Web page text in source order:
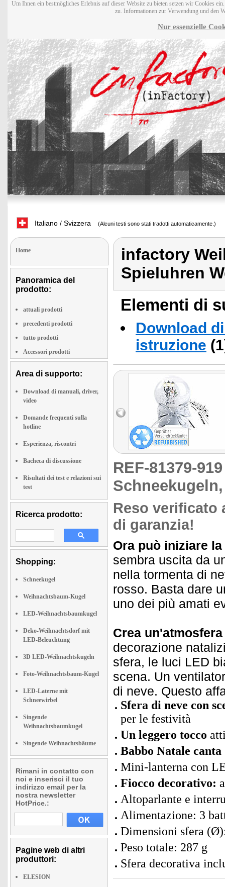
Um Ihnen ein bestmögliches Erlebnis auf dieser Website zu bieten setzen wir Cookies
zu. Informationen zur Verwendung und den
Nur essenzielle
Italiano / Svizzera (Alcuni testi sono stati tradotti automaticamente.)
Home
Panoramica del
prodotto:
attuali prodotti
precedenti prodotti
tutto prodotti
Accessori prodotti
Area di supporto:
Download di manuali, driver,
video
Domande frequenti sulla
hotline
Esperienza, riscontri
Bacheca di discussione
Risultati dei test e relazioni sui
test
Ricerca prodotto:
Shopping:
Schneekugel
Weihnachtsbaum-Kugel
LED-Weihnachtsbaumkugel
Deko-Weihnachtsdorf mit
LED-Beleuchtung
3D LED-Weihnachtskugeln
Foto-Weihnachtsbaum-Kugel
LED-Laterne mit
Schneewirbel
Singende
Weihnachtsbaumkugel
Singende Weihnachtsbäume
Rimani in contatto con
noi e inserisci il tuo
indirizzo email per la
nostra newsletter
HotPrice.:
Pagine web di altri
produttori:
ELESION
infactory
Spieluhren
Elementi di
Download
istruzione
REF-81379-
Reso verificato
di garanzia!
Ora può iniziare
sembra uscita da
nella tormenta di
rosso. Basta dare
uno dei più amati
Crea
decorazione
sfera, le luci LED
scena. Un
di neve. Questo
Sfera di neve con
per le festività
Un leggero tocco
Babbo Natale canta
Mini-lanterna con
Fiocco decorativo:
Altoparlante e
Alimentazione: 3
Dimensioni sfera
Peso totale: 287 g
Sfera decorativa